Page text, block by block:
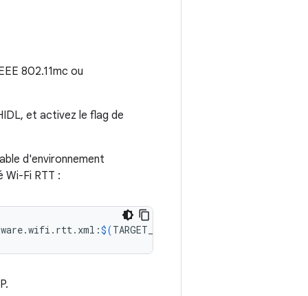
802.11mc ou
et activez le flag de
d'environnement
Fi RTT :
$(TARGET_COPY_OUT_VENDOR